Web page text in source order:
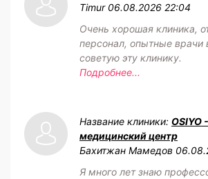
Timur 06.08.2026 22:04
Очень хорошая клиника,
персонал, опытные врачи
советую эту клинику.
Подробнее...
Название клиники: OSIYO -
медицинский центр
Бахитжан Мамедов
Я много лет знаю